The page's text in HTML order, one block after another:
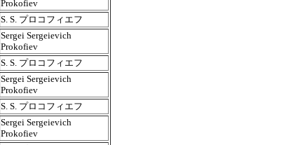
Prokofiev
S. S. プロコフィエフ
Sergei Sergeievich
Prokofiev
S. S. プロコフィエフ
Sergei Sergeievich
Prokofiev
S. S. プロコフィエフ
Sergei Sergeievich
Prokofiev